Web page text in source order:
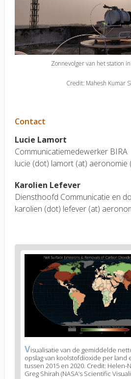
Zonnevolger van het station in
Credit: Mahesh Kumar
Contact
Lucie Lamort
Communicatiemedewerker BIRA
lucie (dot) lamort (at) aeronomie
Karolien Lefever
Diensthoofd Communicatie en
karolien (dot) lefever (at)
News
image
News
image
legend
Visualisatie van de gemiddelde
opslag van koolstofdioxide per land
tussen 2015 en 2020. Credit: Helen-
Greg Shirah (NASA’s Scientific